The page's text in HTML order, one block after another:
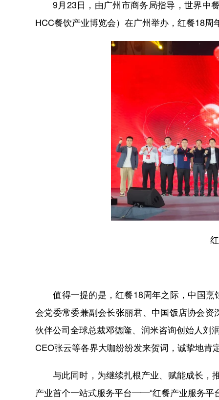
9月23日，由广州市商务局指导，世界中餐
HCC餐饮产业博览会）在广州举办，红餐18周
红
值得一提的是，红餐18周年之际，中国烹
会党委常委兼副会长张丽君、中国饭店协会
伙伴公司全球总裁邓德隆、润米咨询创始人刘
CEO张云等各界大咖纷纷发来贺词，诚挚地肯
与此同时，为继续扎根产业、赋能成长，推
产业首个一站式服务平台——“红餐产业服务平